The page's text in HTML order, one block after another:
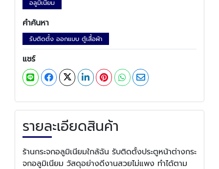
อลูมิเนียม
คำค้นหา
รับติดตั้ง ออกแบบ ตู้เสื้อผ้า
แชร์
รายละเอียดสินค้า
ร้านกระจกอลูมิเนียมใกล้ฉัน รับติดตั้งประตูหน้าต่างกระ
จกอลูมิเนียม วัสดุอย่างดีงานสวยไม่แพง ทำได้ตาม